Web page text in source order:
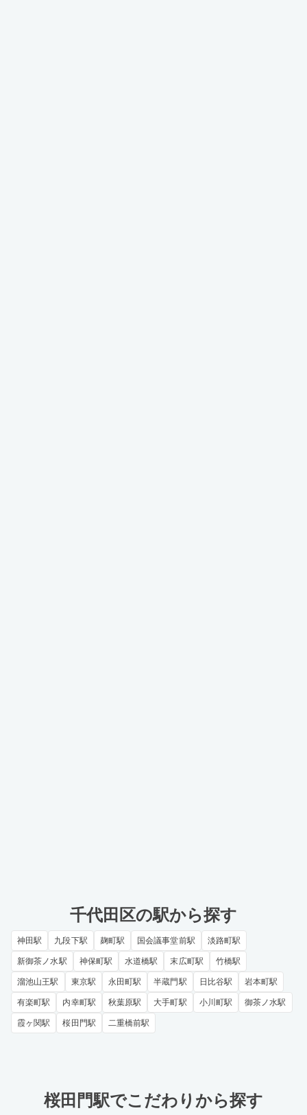
千代田区の駅から探す
神田駅 九段下駅 麹町駅 国会議事堂前駅 淡路町駅
新御茶ノ水駅 神保町駅 水道橋駅 末広町駅 竹橋駅
溜池山王駅 東京駅 永田町駅 半蔵門駅 日比谷駅 岩本町駅
有楽町駅 内幸町駅 秋葉原駅 大手町駅 小川町駅 御茶ノ水駅
霞ヶ関駅 桜田門駅 二重橋前駅
桜田門駅でこだわりから探す